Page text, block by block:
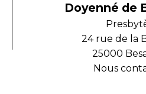
Doyenné de
24 rue de la
25000
Nous